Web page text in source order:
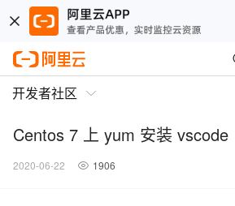
开发者社区
Centos 7 上 yum 安装 vscode
2020-06-22 1906